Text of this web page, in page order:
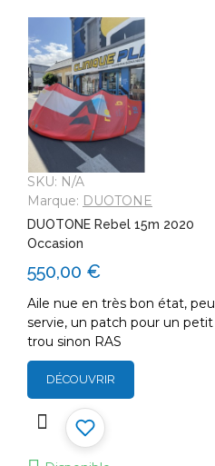
SKU: N/A
Marque: DUOTONE
DUOTONE Rebel 15m 2020
Occasion
550,00 €
Aile nue en très bon état, peu
servie, un patch pour un petit
trou sinon RAS
DÉCOUVRIR